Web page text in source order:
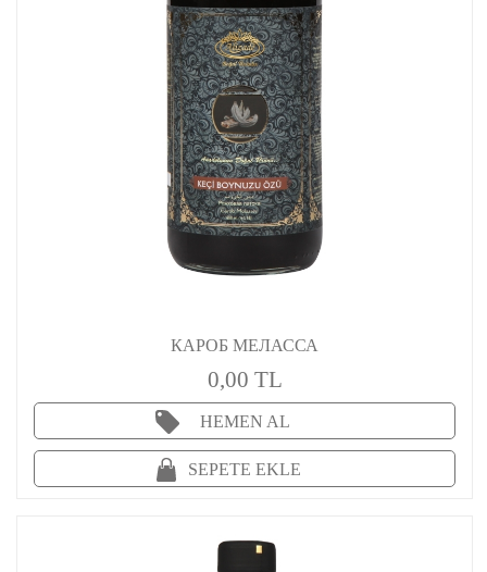
КАРОБ МЕЛАССА
0,00 TL
HEMEN AL
SEPETE EKLE